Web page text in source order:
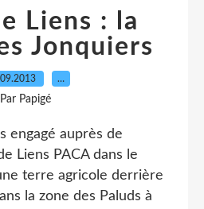
Liens : la
Jonquiers
…
Par Papigé
engagé auprès de
Liens PACA dans le
terre agricole derrière
la zone des Paluds à